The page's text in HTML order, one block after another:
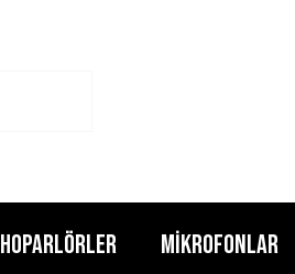
HOPARLÖRLER MİKROFONLAR